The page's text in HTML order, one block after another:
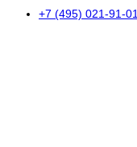
+7 (495) 021-91-01